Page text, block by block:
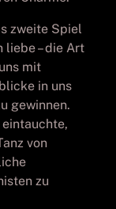
zweite Spiel
liebe – die Art
mit
in uns
gewinnen.
von
zu